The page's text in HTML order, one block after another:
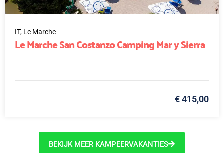
IT, Le Marche
Le Marche San Costanzo Camping Mar y Sierra
€ 415,00
BEKIJK MEER KAMPEERVAKANTIES